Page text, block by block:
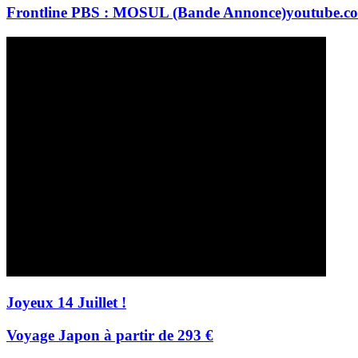
Frontline PBS : MOSUL (Bande Annonce)
Joyeux 14 Juillet !
Voyage Japon à partir de 293 €